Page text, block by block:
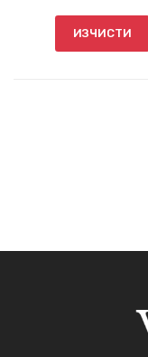
ИЗЧИСТИ